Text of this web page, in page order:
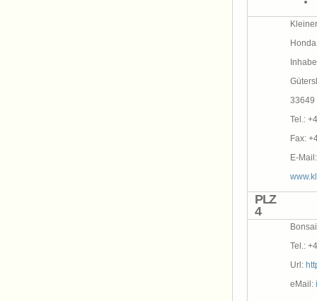
33649
Tel.:
Fax:
E-
PLZ
4
Tel.:
Url:
eMail: